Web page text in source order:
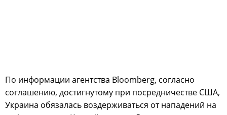
По информации агентства Bloomberg, согласно
соглашению, достигнутому при посредничестве США,
Украина обязалась воздерживаться от нападений на